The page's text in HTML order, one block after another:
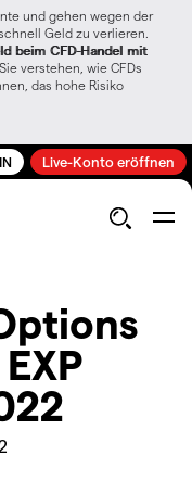
und gehen wegen der
Geld zu verlieren.
beim CFD-Handel mit
verstehen, wie CFDs
das hohe Risiko
Live-Konto eröffnen